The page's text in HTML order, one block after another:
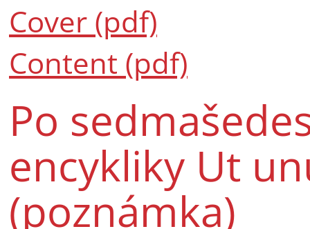
Cover (pdf)
Content (pdf)
Po
encykliky Ut
(poznámka)